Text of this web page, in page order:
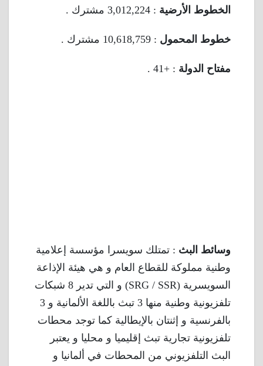
الخطوط الأرضية : 3,012,224 مشترك .
خطوط المحمول : 10,618,759 مشترك .
مفتاح الدولة : +41 .
وسائط البث : تمتلك سويسرا مؤسسة إعلامية
وطنية مملوكة للقطاع العام و هي هيئة الإذاعة
السويسرية (SRG / SSR) و التي تدير 8 شبكات
تلفزيونية وطنية منها 3 تبث باللغة الألمانية و 3
بالفرنسية و إثنتان بالإيطالية كما توجد محطات
تلفزيونية تجارية تبث إقليميا و محليا و يعتبر
البث التلفزيوني من المحطات في ألمانيا و